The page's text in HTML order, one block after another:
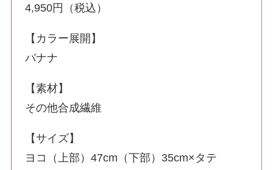
4,950円（税込）
【カラー展開】
バナナ
【素材】
その他合成繊維
【サイズ】
ヨコ（上部）47cm（下部）35cm×タテ